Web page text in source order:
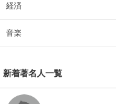
経済
音楽
新着著名人一覧